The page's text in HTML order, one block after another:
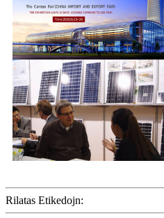
Rilatas Etikedojn: